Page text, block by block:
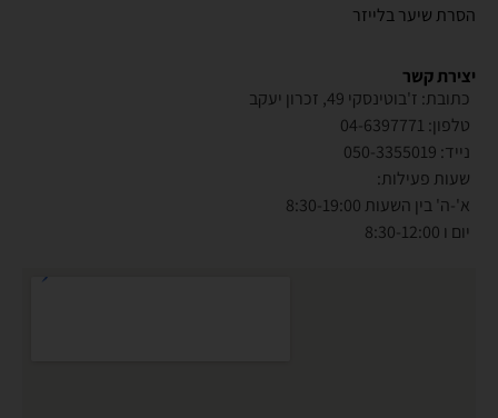
יצירת קשר
כתובת: ז'בוטינסקי 49, זכרון יעקב
טלפון: 04-6397771
נייד: 050-3355019
שעות פעילות:
א'-ה' בין השעות 8:30-19:00
יום ו 8:30-12:00
הסרת שיער בלייזר